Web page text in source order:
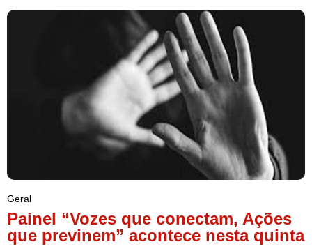
Geral
Painel “Vozes que conectam, Ações
que previnem” acontece nesta quinta